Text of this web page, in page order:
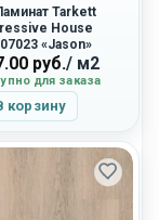
Tarkett
House
«Jason»
руб./ м2
для заказа
корзину